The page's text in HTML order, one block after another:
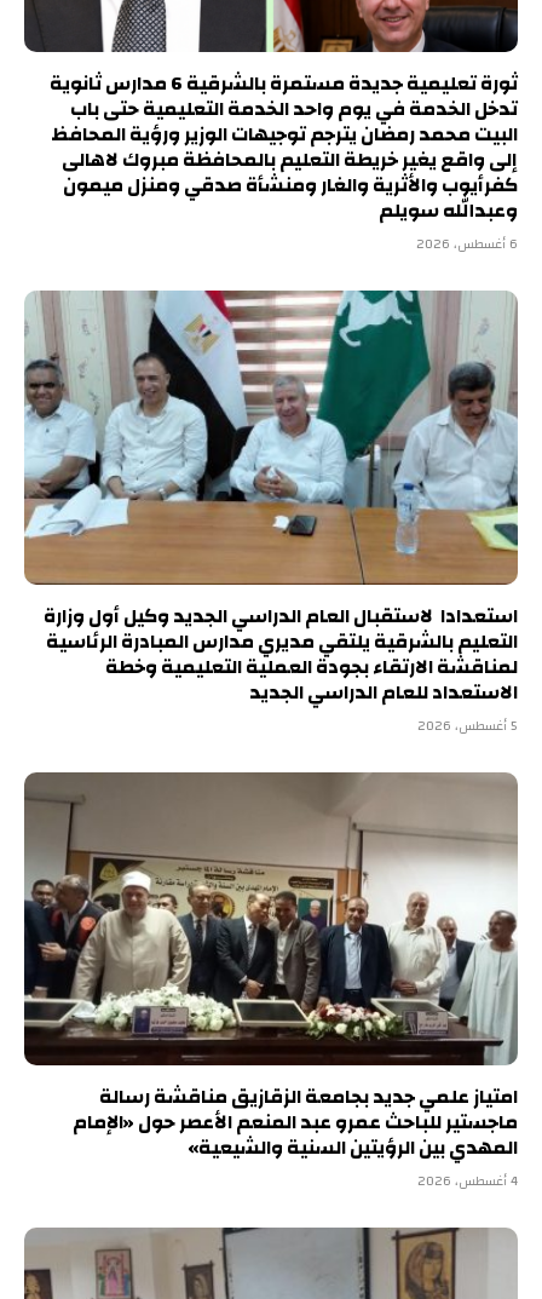
ثورة تعليمية جديدة مستمرة بالشرقية 6 مدارس ثانوية
تدخل الخدمة في يوم واحد الخدمة التعليمية حتى باب
البيت محمد رمضان يترجم توجيهات الوزير ورؤية المحافظ
إلى واقع يغير خريطة التعليم بالمحافظة مبروك لاهالى
كفرأيوب والأثرية والغار ومنشأة صدقي ومنزل ميمون
وعبدالله سويلم
6 أغسطس، 2026
استعدادا لاستقبال العام الدراسي الجديد وكيل أول وزارة
التعليم بالشرقية يلتقي مديري مدارس المبادرة الرئاسية
لمناقشة الارتقاء بجودة العملية التعليمية وخطة
الاستعداد للعام الدراسي الجديد
5 أغسطس، 2026
امتياز علمي جديد بجامعة الزقازيق مناقشة رسالة
ماجستير للباحث عمرو عبد المنعم الأعصر حول «الإمام
المهدي بين الرؤيتين السنية والشيعية»
4 أغسطس، 2026